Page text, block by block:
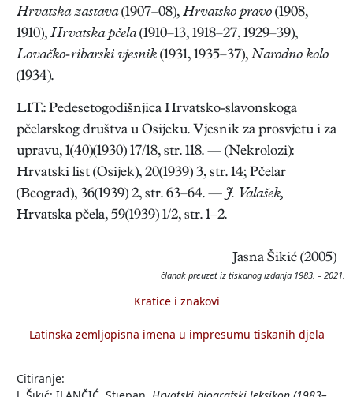
Hrvatska zastava(1907–08), Hrvatsko pravo (1908,
1910), Hrvatska pčela(1910–13, 1918–27, 1929–39),
Lovačko-ribarski vjesnik (1931, 1935–37), Narodno kolo
(1934).
LIT.: Pedesetogodišnjica Hrvatsko-slavonskoga
pčelarskog društva u Osijeku. Vjesnik za prosvjetu i za
upravu, 1(40)(1930) 17/18, str. 118. — (Nekrolozi):
Hrvatski list (Osijek), 20(1939) 3, str. 14; Pčelar
(Beograd), 36(1939) 2, str. 63–64. — J. Valašek,
Hrvatska pčela, 59(1939) 1/2, str. 1–2.
Jasna Šikić (2005)
članak preuzet iz tiskanog izdanja 1983. – 2021.
Kratice i znakovi
Latinska zemljopisna imena u impresumu tiskanih djela
Citiranje: